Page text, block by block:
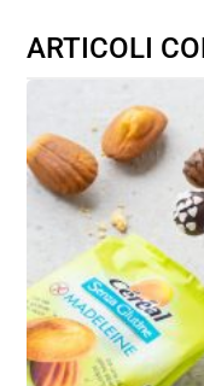
ARTICOLI